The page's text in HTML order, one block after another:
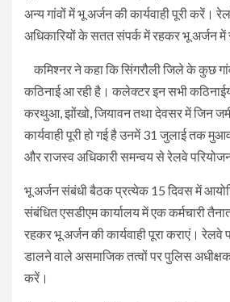
अन्य गांवों में भू अर्जन की कार्यवाही पूरी करें।
अधिकारियों के सतत संपर्क में रहकर भू अर्जन
कमिश्नर ने कहा कि सिंगरौली जिले के कुछ
कठिनाई आ रही है। कलेक्टर इन सभी
करथुआ, झोंखो, जियावन तथा देवसर में जिन
कार्यवाही पूरी हो गई है उनमें 31 जुलाई तक
और राजस्व अधिकारी समन्वय से रेलवे
भू अर्जन संबंधी बैठक प्रत्येक 15 दिवस में
संबंधित एसडीएम कार्यालय में एक कर्मचारी
रहकर भू अर्जन की कार्यवाही पूरा कराएं। रेलवे
डालने वाले असमाजिक तत्वों पर पुलिस अधीक्षक
करें।